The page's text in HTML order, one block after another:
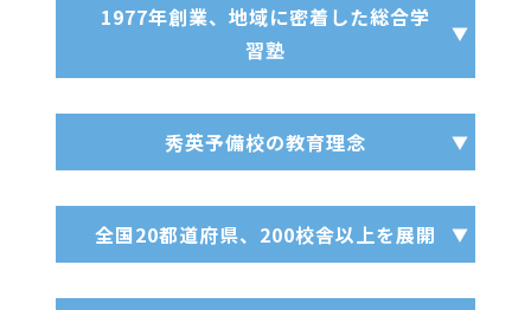
1977年創業、地域に密着した総合学
習塾
秀英予備校の教育理念
全国20都道府県、200校舎以上を展開